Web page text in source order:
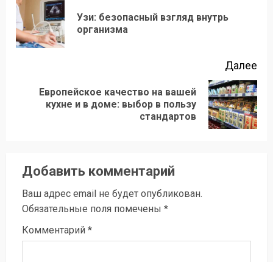
чтение
Узи: безопасный взгляд внутрь
организма
Далее
Следующая
Европейское качество на вашей
кухне и в доме: выбор в пользу
стандартов
Добавить комментарий
Ваш адрес email не будет опубликован.
Обязательные поля помечены *
Комментарий *